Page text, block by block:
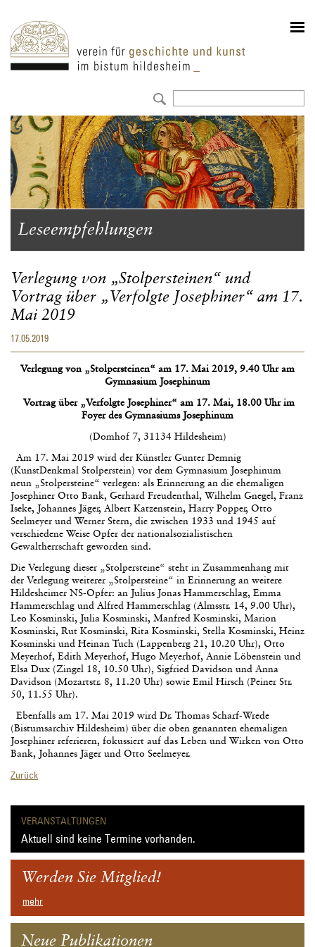
Leseempfehlungen
Verlegung von „Stolpersteinen“ und
Vortrag über „Verfolgte Josephiner“ am 17.
Mai 2019
17.05.2019
Verlegung von „Stolpersteinen“ am 17. Mai 2019, 9.40 Uhr am
Gymnasium Josephinum
Vortrag über „Verfolgte Josephiner“ am 17. Mai, 18.00 Uhr im
Foyer des Gymnasiums Josephinum
(Domhof 7, 31134 Hildesheim)
Am 17. Mai 2019 wird der Künstler Gunter Demnig
(KunstDenkmal Stolperstein) vor dem Gymnasium Josephinum
neun „Stolpersteine“ verlegen: als Erinnerung an die ehemaligen
Josephiner Otto Bank, Gerhard Freudenthal, Wilhelm Gnegel, Franz
Iseke, Johannes Jäger, Albert Katzenstein, Harry Popper, Otto
Seelmeyer und Werner Stern, die zwischen 1933 und 1945 auf
verschiedene Weise Opfer der nationalsozialistischen
Gewaltherrschaft geworden sind.
Die Verlegung dieser „Stolpersteine“ steht in Zusammenhang mit
der Verlegung weiterer „Stolpersteine“ in Erinnerung an weitere
Hildesheimer NS-Opfer: an Julius Jonas Hammerschlag, Emma
Hammerschlag und Alfred Hammerschlag (Almsstr. 14, 9.00 Uhr),
Leo Kosminski, Julia Kosminski, Manfred Kosminski, Marion
Kosminski, Rut Kosminski, Rita Kosminski, Stella Kosminski, Heinz
Kosminski und Heinan Tuch (Lappenberg 21, 10.20 Uhr), Otto
Meyerhof, Edith Meyerhof, Hugo Meyerhof, Annie Löbenstein und
Elsa Dux (Zingel 18, 10.50 Uhr), Sigfried Davidson und Anna
Davidson (Mozartstr. 8, 11.20 Uhr) sowie Emil Hirsch (Peiner Str.
50, 11.55 Uhr).
Ebenfalls am 17. Mai 2019 wird Dr. Thomas Scharf-Wrede
(Bistumsarchiv Hildesheim) über die oben genannten ehemaligen
Josephiner referieren, fokussiert auf das Leben und Wirken von Otto
Bank, Johannes Jäger und Otto Seelmeyer.
Zurück
VERANSTALTUNGEN
Aktuell sind keine Termine vorhanden.
Werden Sie Mitglied!
mehr
Neue Publikationen